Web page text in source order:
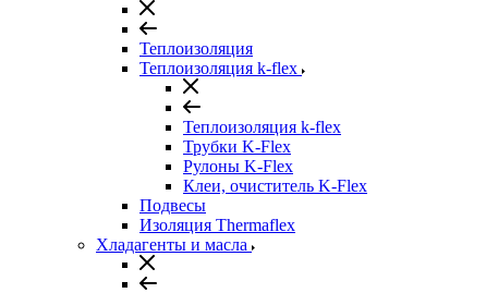
Теплоизоляция
Теплоизоляция k-flex
Теплоизоляция k-flex
Трубки K-Flex
Рулоны K-Flex
Клеи, очиститель K-Flex
Подвесы
Изоляция Thermaflex
Хладагенты и масла